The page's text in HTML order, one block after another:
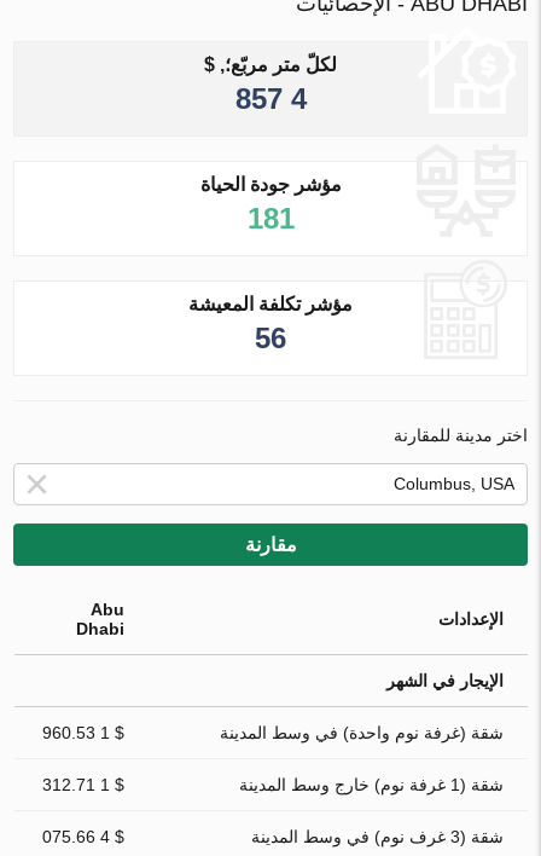
لكلّ متر مربّع؛, $
4 857
مؤشر جودة الحياة
181
مؤشر تكلفة المعيشة
56
اختر مدينة للمقارنة
مقارنة
الإعدادات
Abu
Dhabi
الإيجار في الشهر
شقة (غرفة نوم واحدة) في وسط المدينة $ 1 960.53
شقة (1 غرفة نوم) خارج وسط المدينة $ 1 312.71
شقة (3 غرف نوم) في وسط المدينة $ 4 075.66